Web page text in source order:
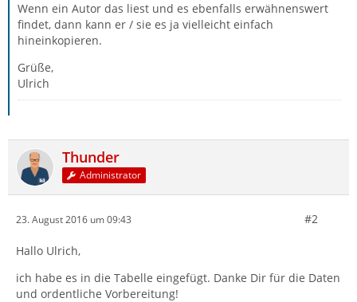
Wenn ein Autor das liest und es ebenfalls erwähnenswert
findet, dann kann er / sie es ja vielleicht einfach
hineinkopieren.
Grüße,
Ulrich
Thunder
Administrator
23. August 2016 um 09:43 #2
Hallo Ulrich,
ich habe es in die Tabelle eingefügt. Danke Dir für die Daten
und ordentliche Vorbereitung!